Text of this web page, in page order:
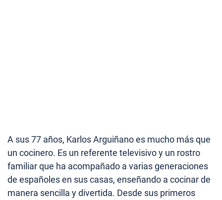
A sus 77 años, Karlos Arguiñano es mucho más que
un cocinero. Es un referente televisivo y un rostro
familiar que ha acompañado a varias generaciones
de españoles en sus casas, enseñando a cocinar de
manera sencilla y divertida. Desde sus primeros